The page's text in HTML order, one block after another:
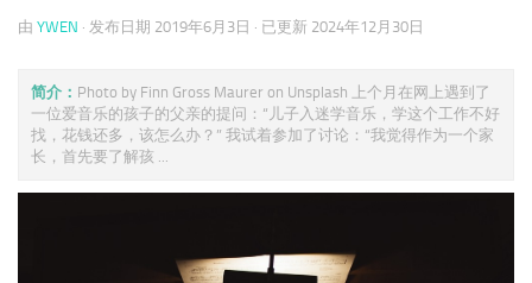
由 YWEN · 发布日期 2019年6月3日 · 已更新 2024年12月30日
简介： Photo by Finn Gross Maurer on Unsplash 上个月在网上遇到了
一位爱音乐的孩子的父亲的提问：“儿子入迷学音乐，学这个工作不好
找，花钱还多，该怎么办？” 我试着参加了讨论：“我觉得作为一个家
长，首先要了解孩 ...